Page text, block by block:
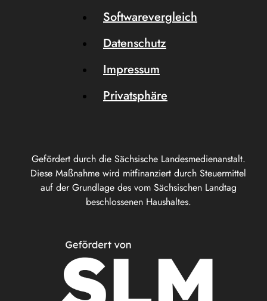
Gefördert durch die Sächsische Landesmedienanstalt.
Diese Maßnahme wird mitfinanziert durch Steuermittel
auf der Grundlage des vom Sächsischen Landtag
beschlossenen Haushaltes.
Softwarevergleich
Datenschutz
Impressum
Privatsphäre